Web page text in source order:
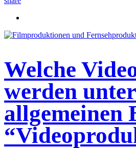
Welche
werden
allgemeinen